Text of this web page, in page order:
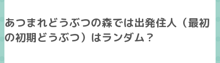
あつまれどうぶつの森では出発住人（最初
の初期どうぶつ）はランダム？